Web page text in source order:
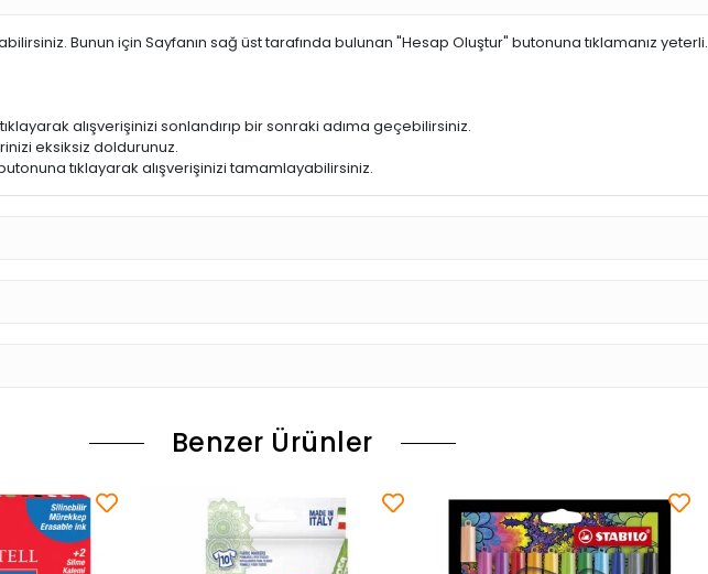
Bunun için Sayfanın sağ üst tarafında bulunan "Hesap Oluştur" butonuna tıklamanız yeterli.
alışverişinizi sonlandırıp bir sonraki adıma geçebilirsiniz.
eksiksiz doldurunuz.
tıklayarak alışverişinizi tamamlayabilirsiniz.
Benzer Ürünler